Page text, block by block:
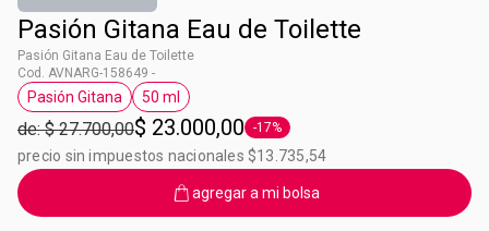
Pasión Gitana Eau de Toilette
Pasión Gitana Eau de Toilette
Cod. AVNARG-158649 -
Etiqueta Pasión Gitana
Pasión Gitana
Etiqueta 50 ml
50 ml
de: $ 27.700,00$ 23.000,00 Etiqueta -17%
-17%
precio sin impuestos nacionales $13.735,54
agregar a mi bolsa